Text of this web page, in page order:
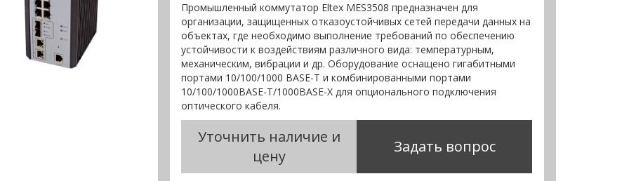
Промышленный коммутатор Eltex MES3508 предназначен для
организации, защищенных отказоустойчивых сетей передачи данных на
объектах, где необходимо выполнение требований по обеспечению
устойчивости к воздействиям различного вида: температурным,
механическим, вибрации и др. Оборудование оснащено гигабитными
портами 10/100/1000 BASE-T и комбинированными портами
10/100/1000BASE-T/1000BASE-X для опционального подключения
оптического кабеля.
Уточнить наличие и
цену
Задать вопрос